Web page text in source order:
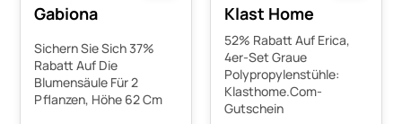
Gabiona
Sichern Sie Sich 37%
Rabatt Auf Die
Blumensäule Für 2
Pflanzen, Höhe 62 Cm
Klast Home
52% Rabatt Auf Erica,
4er-Set Graue
Polypropylenstühle:
Klasthome.Com-
Gutschein